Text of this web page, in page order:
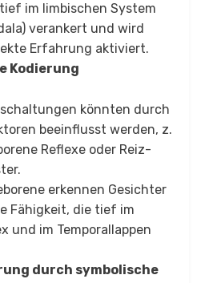
im limbischen System
verankert und wird
Erfahrung aktiviert.
Kodierung
könnten durch
beeinflusst werden, z.
Reflexe oder Reiz-
erkennen Gesichter
Fähigkeit, die tief im
und im Temporallappen
durch symbolische